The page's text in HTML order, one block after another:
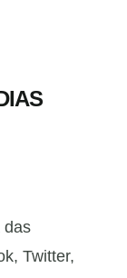
das
Twitter,